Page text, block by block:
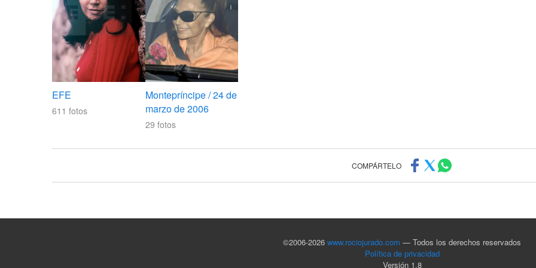
EFE
611 fotos
Montepríncipe / 24 de
marzo de 2006
29 fotos
COMPÁRTELO
©2006-2026 www.rociojurado.com — Todos los derechos reservados
Política de privacidad
Versión 1.8